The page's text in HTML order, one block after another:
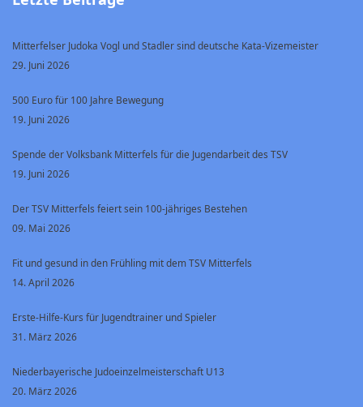
Mitterfelser Judoka Vogl und Stadler sind deutsche Kata-Vizemeister
29. Juni 2026
500 Euro für 100 Jahre Bewegung
19. Juni 2026
Spende der Volksbank Mitterfels für die Jugendarbeit des TSV
19. Juni 2026
Der TSV Mitterfels feiert sein 100-jähriges Bestehen
09. Mai 2026
Fit und gesund in den Frühling mit dem TSV Mitterfels
14. April 2026
Erste-Hilfe-Kurs für Jugendtrainer und Spieler
31. März 2026
Niederbayerische Judoeinzelmeisterschaft U13
20. März 2026